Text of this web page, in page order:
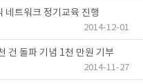
트워크 정기교육 진행
2014-12-01
건 돌파 기념 1천 만원 기부
2014-11-27